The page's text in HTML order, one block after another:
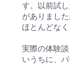
す。以前試
がありまし
ほとんどな
実際の体験
いうちに、